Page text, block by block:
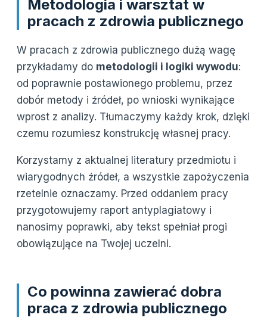
Metodologia i warsztat w
pracach z zdrowia publicznego
W pracach z zdrowia publicznego dużą wagę
przykładamy do metodologii i logiki wywodu:
od poprawnie postawionego problemu, przez
dobór metody i źródeł, po wnioski wynikające
wprost z analizy. Tłumaczymy każdy krok, dzięki
czemu rozumiesz konstrukcję własnej pracy.
Korzystamy z aktualnej literatury przedmiotu i
wiarygodnych źródeł, a wszystkie zapożyczenia
rzetelnie oznaczamy. Przed oddaniem pracy
przygotowujemy raport antyplagiatowy i
nanosimy poprawki, aby tekst spełniał progi
obowiązujące na Twojej uczelni.
Co powinna zawierać dobra
praca z zdrowia publicznego